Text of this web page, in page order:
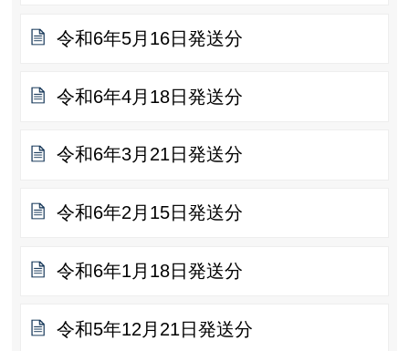
令和6年5月16日発送分
令和6年4月18日発送分
令和6年3月21日発送分
令和6年2月15日発送分
令和6年1月18日発送分
令和5年12月21日発送分